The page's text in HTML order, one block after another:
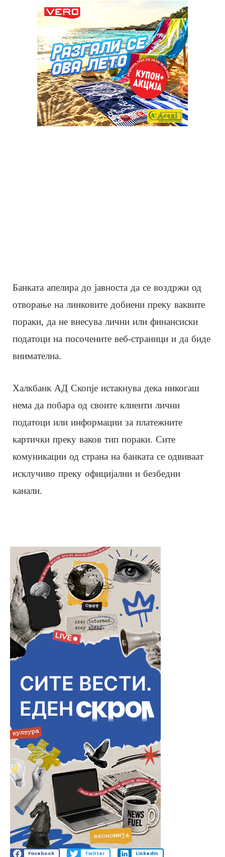
Банката апелира до јавноста да се воздржи од
отворање на линковите добиени преку ваквите
пораки, да не внесува лични или финансиски
податоци на посочените веб-страници и да биде
внимателна.
Халкбанк АД Скопје истакнува дека никогаш
нема да побара од своите клиенти лични
податоци или информации за платежните
картички преку ваков тип пораки. Сите
комуникации од страна на банката се одвиваат
исклучиво преку официјални и безбедни
канали.
Facebook Twitter LinkedIn